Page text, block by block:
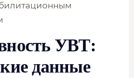
УВТ:
данные